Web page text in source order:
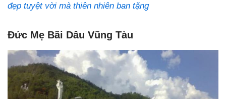
đẹp tuyệt vời mà thiên nhiên ban tặng
Đức Mẹ Bãi Dâu Vũng Tàu